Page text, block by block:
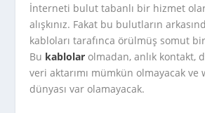
İnterneti bulut tabanlı bir hizmet
alışkınız. Fakat bu bulutların
kabloları tarafınca örülmüş somut
Bu kablolar olmadan, anlık kontakt,
veri aktarımı mümkün olmayacak
dünyası var olamayacak.